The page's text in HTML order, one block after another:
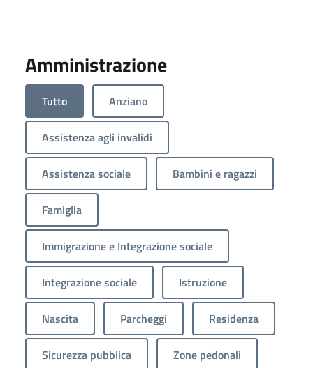
Amministrazione
Tutto Anziano
Assistenza agli invalidi
Assistenza sociale Bambini e ragazzi
Famiglia
Immigrazione e Integrazione sociale
Integrazione sociale Istruzione
Nascita Parcheggi Residenza
Sicurezza pubblica Zone pedonali